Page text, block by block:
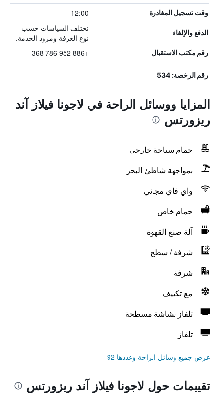
وقت تسجيل المغادرة 12:00
الدفع والإلغاء
تختلف السياسات حسب
نوع الغرفة ومزود الخدمة.
رقم مكتب الاستقبال +886 952 786 368
رقم الرخصة: 534
المزايا ووسائل الراحة في لاجونا فيلاز آند
ريزورتس
حمام سباحة خارجي
بمواجهة شاطئ البحر
واي فاي مجاني
حمام خاص
آلة صنع القهوة
شرفة / سطح
شرفة
مع تكييف
تلفاز بشاشة مسطحة
تلفاز
عرض جميع وسائل الراحة وعددها 92
تقييمات حول لاجونا فيلاز آند ريزورتس